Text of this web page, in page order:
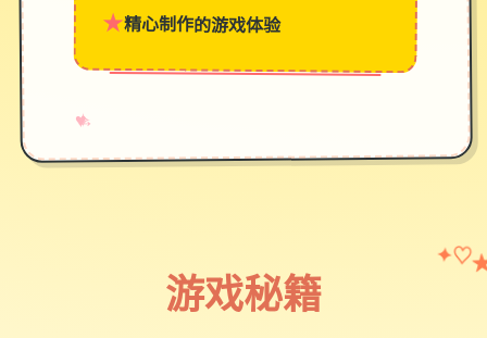
★精心制作的游戏体验
♥
✧
→
游戏秘籍
✦ ♡